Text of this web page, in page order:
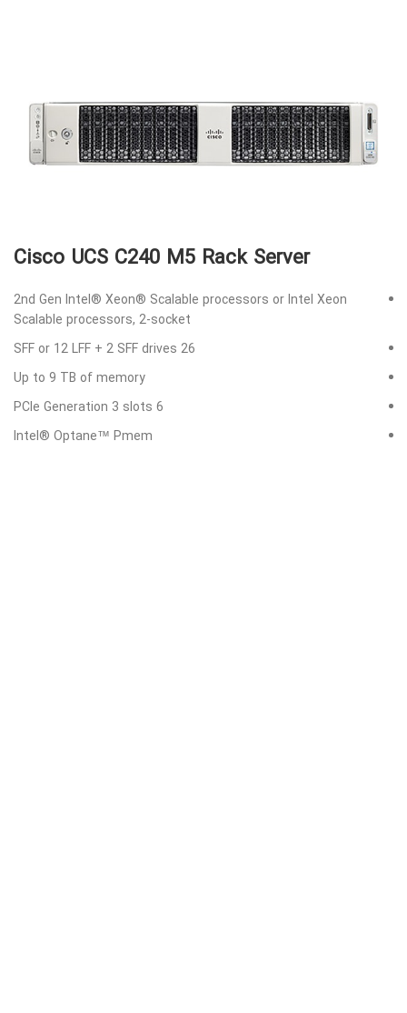
Cisco UCS C240 M5 Rack Server
2nd Gen Intel® Xeon® Scalable processors or Intel Xeon
Scalable processors, 2-socket
26 SFF or 12 LFF + 2 SFF drives
Up to 9 TB of memory
6 PCIe Generation 3 slots
Intel® Optane™ Pmem